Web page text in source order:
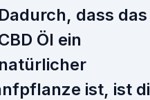
Dadurch, dass das
Öl ein
natürlicher
ist, ist